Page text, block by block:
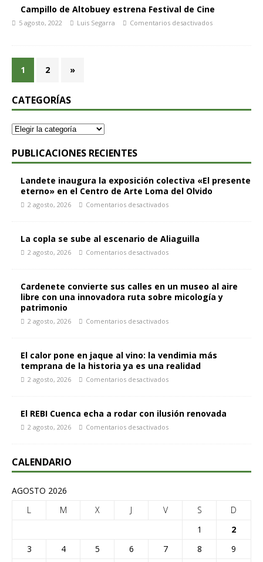
Campillo de Altobuey estrena Festival de Cine
5 agosto, 2022 Luis Segarra Comentarios desactivados
1 2 »
CATEGORÍAS
PUBLICACIONES RECIENTES
Landete inaugura la exposición colectiva «El presente
eterno» en el Centro de Arte Loma del Olvido
2 agosto, 2026 Comentarios desactivados
La copla se sube al escenario de Aliaguilla
2 agosto, 2026 Comentarios desactivados
Cardenete convierte sus calles en un museo al aire
libre con una innovadora ruta sobre micología y
patrimonio
2 agosto, 2026 Comentarios desactivados
El calor pone en jaque al vino: la vendimia más
temprana de la historia ya es una realidad
2 agosto, 2026 Comentarios desactivados
El REBI Cuenca echa a rodar con ilusión renovada
2 agosto, 2026 Comentarios desactivados
CALENDARIO
AGOSTO 2026
L
M X J V S
D
1
2
3
4 5 6 7 8
9